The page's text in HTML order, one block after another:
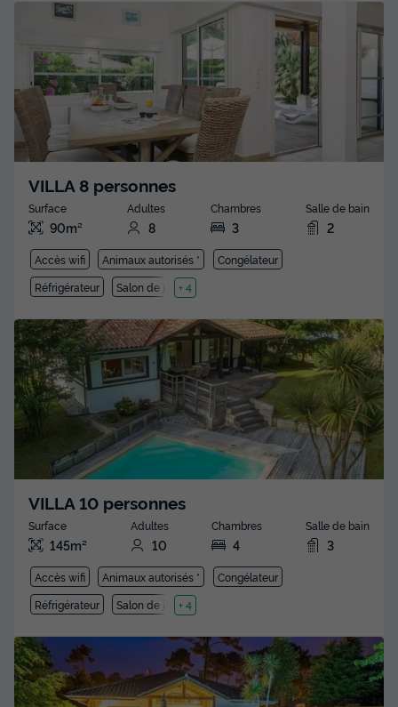
VILLA 8 personnes
Surface
90m²
Adultes
8
Chambres
3
Salle de bain
2
Accès wifi Animaux autorisés *
Congélateur
Réfrigérateur
Salon de jardin
+ 4
VILLA 10 personnes
Surface
145m²
Adultes
10
Chambres
4
Salle de bain
3
Accès wifi Animaux autorisés *
Congélateur
Réfrigérateur
Salon de jardin
+ 4